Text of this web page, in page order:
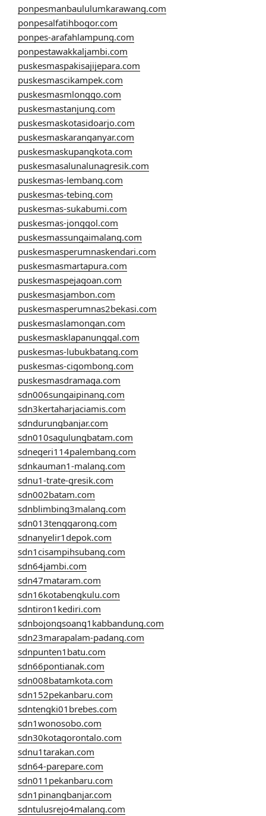
ponpesmanbaululumkarawang.com
ponpesalfatihbogor.com
ponpes-arafahlampung.com
ponpestawakkaljambi.com
puskesmaspakisajijepara.com
puskesmascikampek.com
puskesmasmlonggo.com
puskesmastanjung.com
puskesmaskotasidoarjo.com
puskesmaskaranganyar.com
puskesmaskupangkota.com
puskesmasalunalunagresik.com
puskesmas-lembang.com
puskesmas-tebing.com
puskesmas-sukabumi.com
puskesmas-jonggol.com
puskesmassungaimalang.com
puskesmasperumnaskendari.com
puskesmasmartapura.com
puskesmaspejagoan.com
puskesmasjambon.com
puskesmasperumnas2bekasi.com
puskesmaslamongan.com
puskesmasklapanunggal.com
puskesmas-lubukbatang.com
puskesmas-cigombong.com
puskesmasdramaga.com
sdn006sungaipinang.com
sdn3kertaharjaciamis.com
sdndurungbanjar.com
sdn010sagulungbatam.com
sdnegeri114palembang.com
sdnkauman1-malang.com
sdnu1-trate-gresik.com
sdn002batam.com
sdnblimbing3malang.com
sdn013tenggarong.com
sdnanyelir1depok.com
sdn1cisampihsubang.com
sdn64jambi.com
sdn47mataram.com
sdn16kotabengkulu.com
sdntiron1kediri.com
sdnbojongsoang1kabbandung.com
sdn23marapalam-padang.com
sdnpunten1batu.com
sdn66pontianak.com
sdn008batamkota.com
sdn152pekanbaru.com
sdntengki01brebes.com
sdn1wonosobo.com
sdn30kotagorontalo.com
sdnu1tarakan.com
sdn64-parepare.com
sdn011pekanbaru.com
sdn1pinangbanjar.com
sdntulusrejo4malang.com